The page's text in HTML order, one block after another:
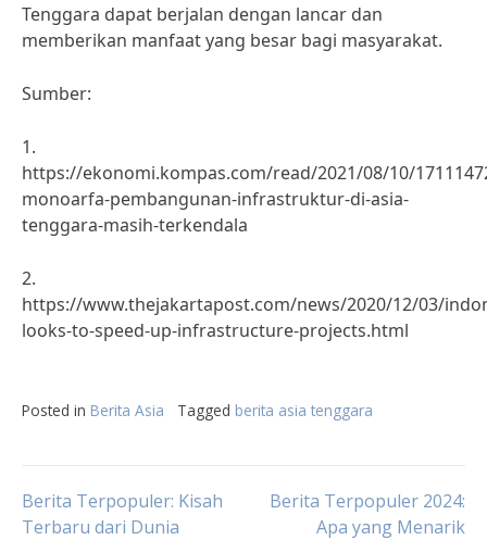
Tenggara dapat berjalan dengan lancar dan
memberikan manfaat yang besar bagi masyarakat.
Sumber:
1.
https://ekonomi.kompas.com/read/2021/08/10/
monoarfa-pembangunan-infrastruktur-di-asia-
tenggara-masih-terkendala
2.
https://www.thejakartapost.com/news/2020/12/03/
looks-to-speed-up-infrastructure-projects.html
Posted in Berita Asia Tagged berita asia tenggara
Post
Berita Terpopuler: Kisah
Terbaru dari Dunia
Berita Terpopuler 2024:
Apa yang Menarik